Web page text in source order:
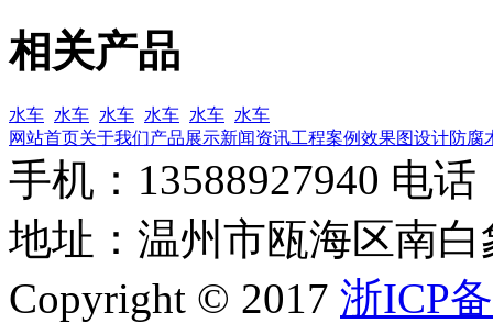
相关产品
水车 水车 水车 水车 水车 水车
网站首页关于我们产品展示新闻资讯工程案例效果图设计防腐
手机：13588927940 电话
地址：温州市瓯海区南
Copyright © 2017 浙ICP